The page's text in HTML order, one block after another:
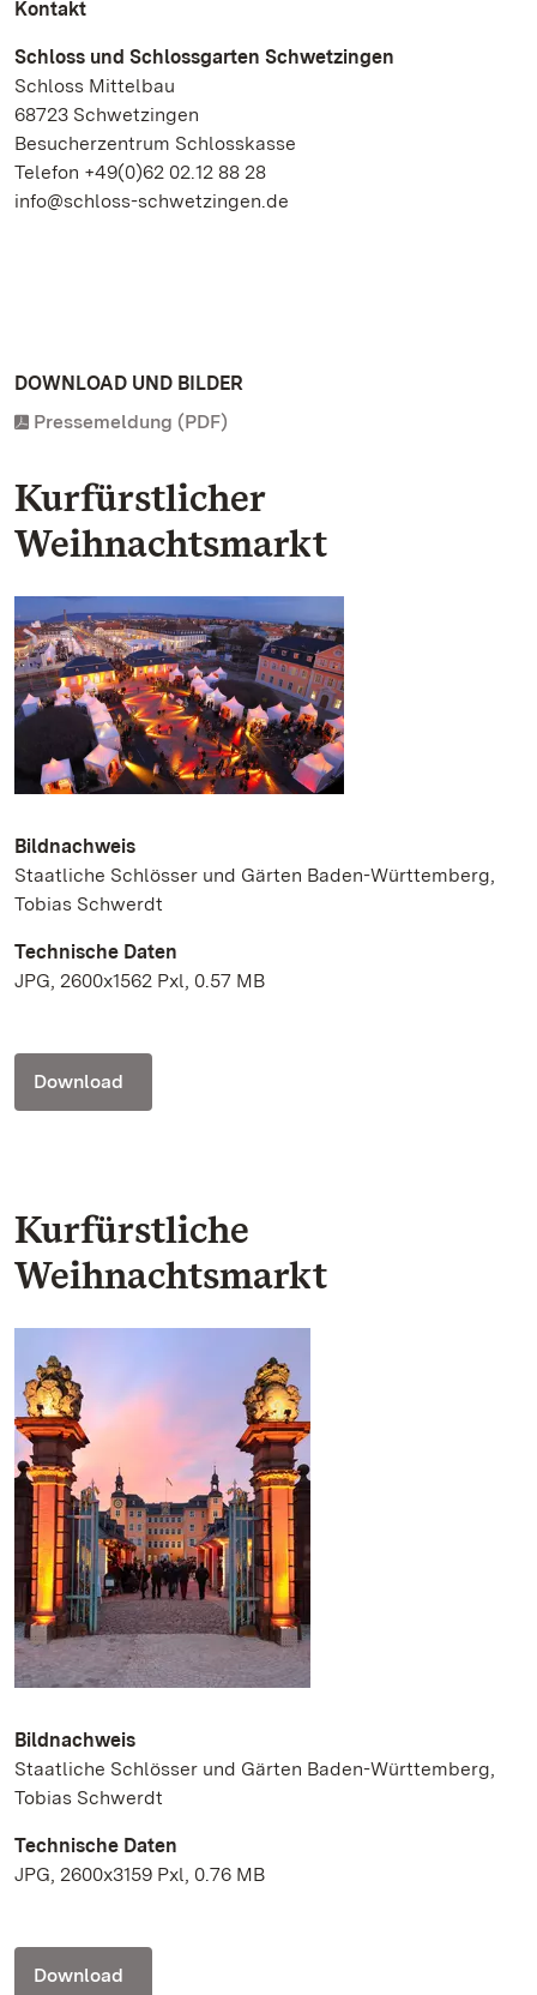
Kontakt
Schloss und Schlossgarten Schwetzingen
Schloss Mittelbau
68723 Schwetzingen
Besucherzentrum Schlosskasse
Telefon +49(0)62 02.12 88 28
info@schloss-schwetzingen.de
DOWNLOAD UND BILDER
Pressemeldung (PDF)
Kurfürstlicher
Weihnachtsmarkt
Bildnachweis
Staatliche Schlösser und Gärten Baden-Württemberg,
Tobias Schwerdt
Technische Daten
JPG, 2600x1562 Pxl, 0.57 MB
Download
Kurfürstliche
Weihnachtsmarkt
Bildnachweis
Staatliche Schlösser und Gärten Baden-Württemberg,
Tobias Schwerdt
Technische Daten
JPG, 2600x3159 Pxl, 0.76 MB
Download